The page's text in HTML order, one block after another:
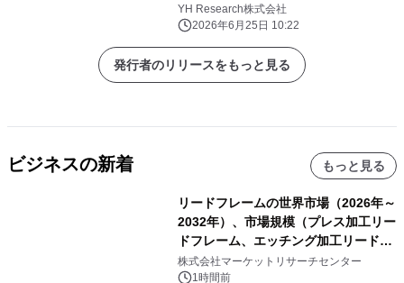
YH Research株式会社
2026年6月25日 10:22
発行者のリリースをもっと見る
ビジネスの新着 もっと見る
リードフレームの世界市場（2026年～
2032年）、市場規模（プレス加工リー
ドフレーム、エッチング加工リードフ
レーム）・分析レポートを発表
株式会社マーケットリサーチセンター
1時間前